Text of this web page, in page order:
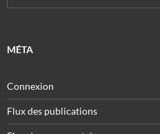
MÉTA
Connexion
Flux des publications